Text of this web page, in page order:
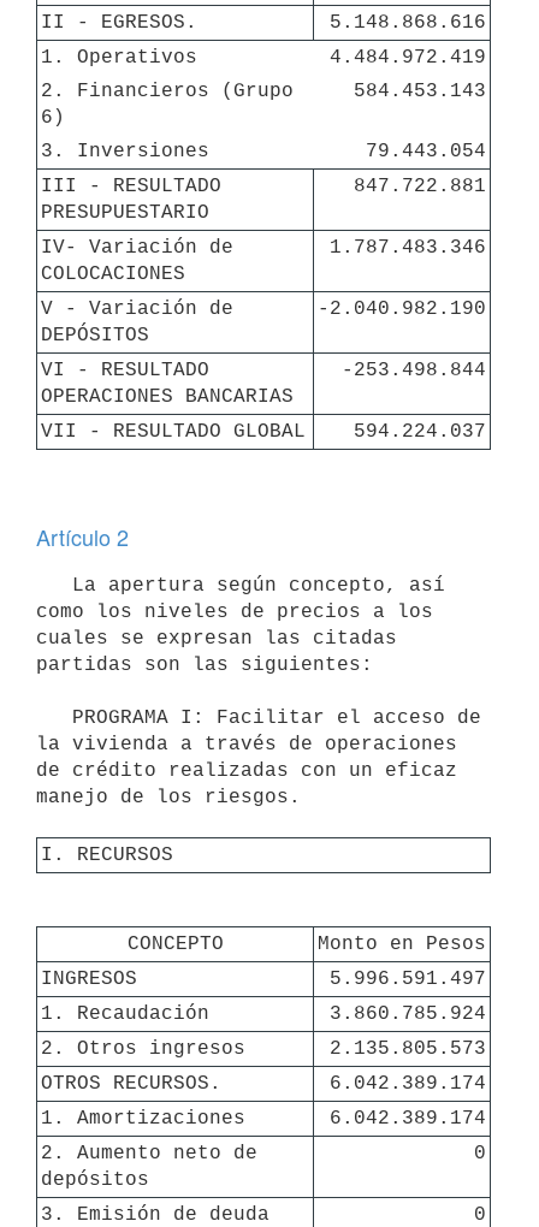
II - EGRESOS.
5.148.868.616
1. Operativos
4.484.972.419
2. Financieros (Grupo
6)
584.453.143
3. Inversiones
79.443.054
III - RESULTADO
PRESUPUESTARIO
847.722.881
IV- Variación de
COLOCACIONES
1.787.483.346
V - Variación de
DEPÓSITOS
-2.040.982.190
VI - RESULTADO
OPERACIONES BANCARIAS
-253.498.844
VII - RESULTADO GLOBAL 594.224.037
Artículo 2
como los niveles de precios a los
cuales se expresan las citadas
partidas son las siguientes:
la vivienda a través de operaciones
de crédito realizadas con un eficaz
manejo de los riesgos.
I. RECURSOS
CONCEPTO
Monto en Pesos
INGRESOS
5.996.591.497
1. Recaudación
3.860.785.924
2. Otros ingresos
2.135.805.573
OTROS RECURSOS.
6.042.389.174
1. Amortizaciones
6.042.389.174
2. Aumento neto de
depósitos
0
3. Emisión de deuda
0